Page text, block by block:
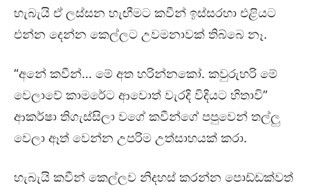
හැබැයි ඒ ලස්සන හැඟීමට කවීන් ඉස්සරහා එළියට
එන්න දෙන්න කෙල්ලට උවමනාවක් තිබ්බෙ නෑ.
“අනේ කවීන්… මේ අත හරින්නකෝ. කවුරුහරි මේ
වෙලාවේ කාමරේට ආවොත් වැරදි විදියට හිතාවි”
ආකර්ෂා තිගැස්සිලා වගේ කවීන්ගේ පපුවෙන් තල්ලු
වෙලා ඈත් වෙන්න උපරිම උත්සාහයක් කරා.
හැබැයි කවීන් කෙල්ලව නිදහස් කරන්න පොඩ්ඩක්වත්